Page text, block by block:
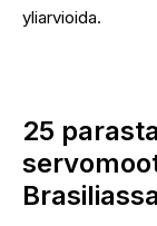
yliarvioida.
25